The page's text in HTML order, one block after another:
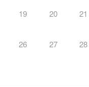
19 20 21
26 27 28